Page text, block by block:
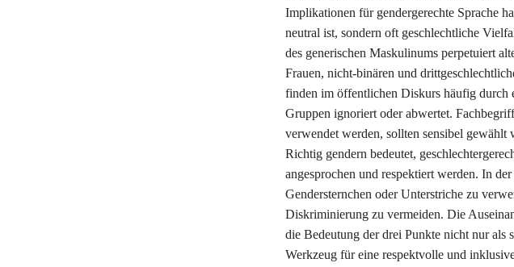
Implikationen für gendergerechte Sprache
neutral ist, sondern oft geschlechtliche
des generischen Maskulinums perpetuiert
Frauen, nicht-binären und
finden im öffentlichen Diskurs häufig durch
Gruppen ignoriert oder abwertet.
verwendet werden, sollten sensibel
Richtig gendern bedeutet,
angesprochen und respektiert werden. In
Gendersternchen oder Unterstriche zu
Diskriminierung zu vermeiden. Die
die Bedeutung der drei Punkte nicht nur als
Werkzeug für eine respektvolle und